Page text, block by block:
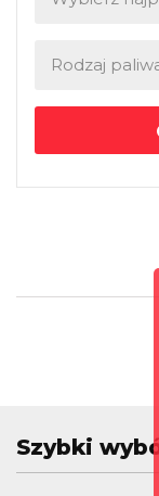
Szybki